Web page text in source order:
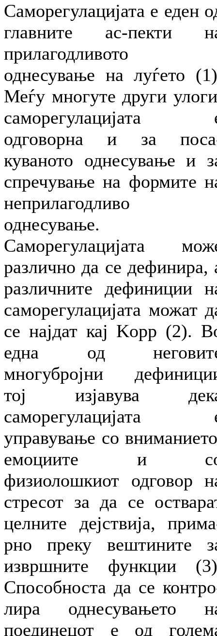
Саморегулацијата е еден
главните ас-пекти
прилагодливото
однесување на луѓето
Меѓу многуте други
саморегулацијата
одговорна и за
куваното однесување и
спречување на формите
неприлагодливо
однесување.
Саморегулацијата
различно да се дефинира,
различните дефиниции
саморегулацијата можат
се најдат кај Kopp (2).
една од
многубројни
тој изјавува
саморегулацијата
управување со
емоциите и
физиолошкиот одговор
стресот за да се
целните дејствија,
рно преку вештините
извршните функции
Способноста да се
лира однесувањето
поединецот е од